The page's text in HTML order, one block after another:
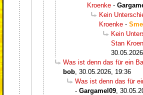
Kroenke -
Kein
Kroenke -
Kein
Stan
Was ist denn das für ein
bob 30.05.2026, 19:36
Was ist denn das für
- Gargamel09